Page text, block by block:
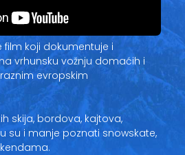
film koji dokumentuje i
vrhunsku vožnju domaćih i
evropskim
skija, bordova, kajtova,
su i manje poznati snowskate,